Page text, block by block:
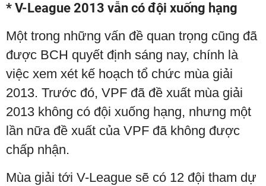
* V-League 2013 vẫn có đội xuống hạng
Một trong những vấn đề quan trọng cũng đã
được BCH quyết định sáng nay, chính là
việc xem xét kế hoạch tổ chức mùa giải
2013. Trước đó, VPF đã đề xuất mùa giải
2013 không có đội xuống hạng, nhưng một
lần nữa đề xuất của VPF đã không được
chấp nhận.
Mùa giải tới V-League sẽ có 12 đội tham dự